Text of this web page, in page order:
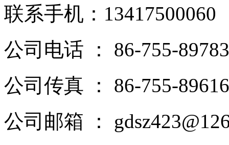
联系手机：13417500060
公司电话 ： 86-755-
公司传真 ： 86-755-
公司邮箱 ：